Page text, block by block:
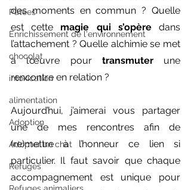
Pâtées
Enrichissement de l'environnement
chocolat
intoxication
alimentation
Adoption
Adopter un chat
Refuges
des moments en commun ? Quelle
est cette magie qui s’opère dans
l’attachement ? Quelle alchimie se met
à l’œuvre pour transmuter une
rencontre en relation ?
Aujourd’hui, j’aimerai vous partager
une de mes rencontres afin de
(re)mettre à l’honneur ce lien si
particulier. Il faut savoir que chaque
accompagnement est unique pour